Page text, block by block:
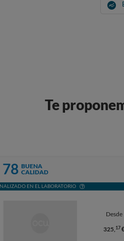
Te
78 BUENA
CALIDAD
EN EL LABORATORIO
Desde
325,17